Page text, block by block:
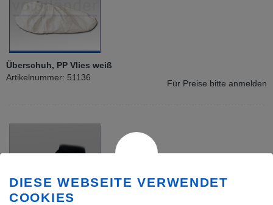
Überschuh, PP Vlies weiß
Artikelnummer: 51136
Für Preise bitte anmelden
DIESE WEBSEITE VERWENDET
COOKIES